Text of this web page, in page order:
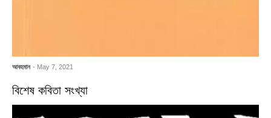
আবহমান - May 7, 2021
বিশেষ কবিতা সংখ্যা